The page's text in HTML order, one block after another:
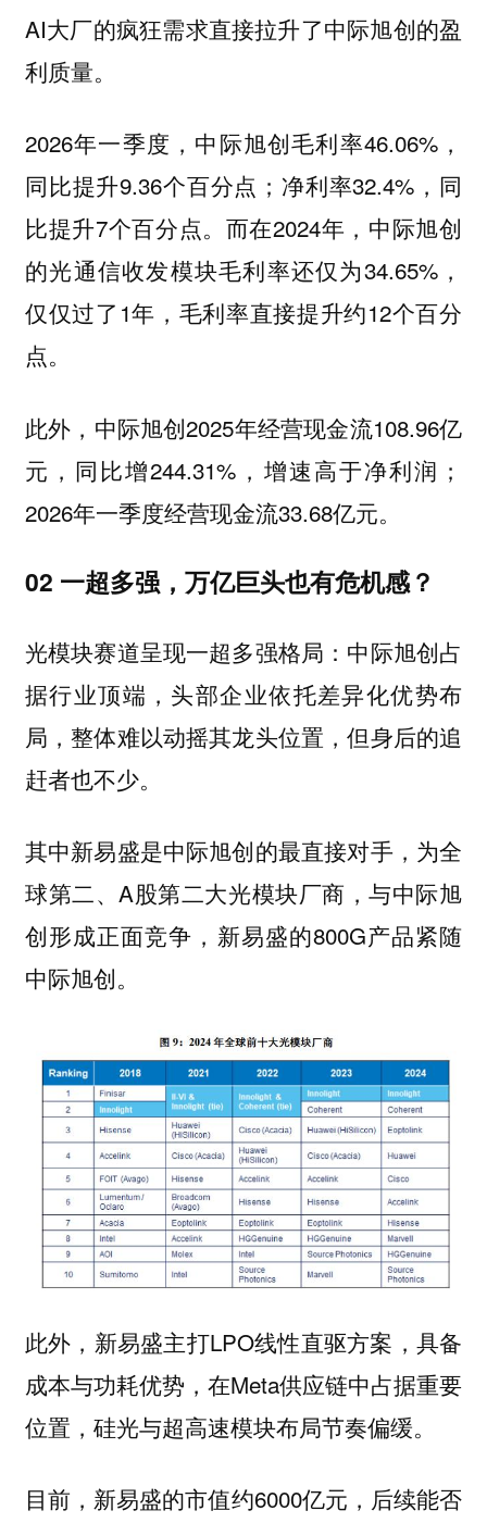
AI大厂的疯狂需求直接拉升了中际旭创的盈
利质量。
2026年一季度，中际旭创毛利率46.06%，
同比提升9.36个百分点；净利率32.4%，同
比提升7个百分点。而在2024年，中际旭创
的光通信收发模块毛利率还仅为34.65%，
仅仅过了1年，毛利率直接提升约12个百分
点。
此外，中际旭创2025年经营现金流108.96亿
元，同比增244.31%，增速高于净利润；
2026年一季度经营现金流33.68亿元。
02 一超多强，万亿巨头也有危机感？
光模块赛道呈现一超多强格局：中际旭创占
据行业顶端，头部企业依托差异化优势布
局，整体难以动摇其龙头位置，但身后的追
赶者也不少。
其中新易盛是中际旭创的最直接对手，为全
球第二、A股第二大光模块厂商，与中际旭
创形成正面竞争，新易盛的800G产品紧随
中际旭创。
此外，新易盛主打LPO线性直驱方案，具备
成本与功耗优势，在Meta供应链中占据重要
位置，硅光与超高速模块布局节奏偏缓。
目前，新易盛的市值约6000亿元，后续能否